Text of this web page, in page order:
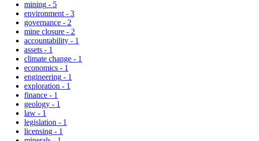
mining - 5
environment - 3
governance - 2
mine closure - 2
accountability - 1
assets - 1
climate change - 1
economics - 1
engineering - 1
exploration - 1
finance - 1
geology - 1
law - 1
legislation - 1
licensing - 1